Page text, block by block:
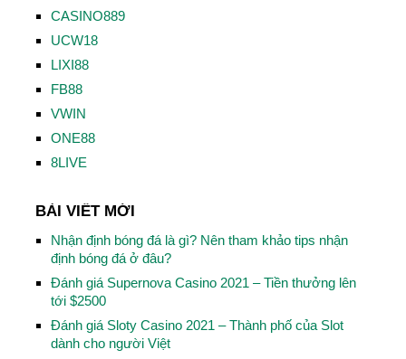
CASINO889
UCW18
LIXI88
FB88
VWIN
ONE88
8LIVE
BÀI VIẾT MỚI
Nhận định bóng đá là gì? Nên tham khảo tips nhận
định bóng đá ở đâu?
Đánh giá Supernova Casino 2021 – Tiền thưởng lên
tới $2500
Đánh giá Sloty Casino 2021 – Thành phố của Slot
dành cho người Việt